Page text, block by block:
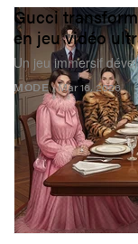
MODE
Gucci
en jeu vidéo
Un jeu immersif
Mar 16, 2026